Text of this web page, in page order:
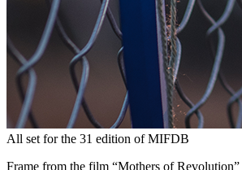
All set for the 31 edition of MIFDB
Frame from the film “Mothers of